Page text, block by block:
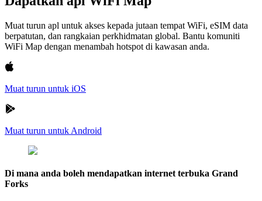
Muat turun apl untuk akses kepada jutaan tempat WiFi, eSIM data
berpatutan, dan rangkaian perkhidmatan global. Bantu komuniti
WiFi Map dengan menambah hotspot di kawasan anda.
Muat turun untuk iOS
Muat turun untuk Android
Di mana anda boleh mendapatkan internet terbuka Grand
Forks